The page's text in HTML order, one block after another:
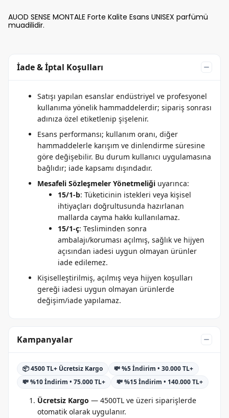
AUOD SENSE MONTALE Forte Kalite Esans UNISEX parfümü
muadilidir.
İade & İptal Koşulları
Satışı yapılan esanslar endüstriyel ve profesyonel
kullanıma yönelik hammaddelerdir; sipariş sonrası
adınıza özel etiketlenip şişelenir.
Esans performansı; kullanım oranı, diğer
hammaddelerle karışım ve dinlendirme süresine
göre değişebilir. Bu durum kullanıcı uygulamasına
bağlıdır; iade kapsamı dışındadır.
Mesafeli Sözleşmeler Yönetmeliği uyarınca:
15/1-b: Tüketicinin istekleri veya kişisel
ihtiyaçları doğrultusunda hazırlanan
mallarda cayma hakkı kullanılamaz.
15/1-ç: Tesliminden sonra
ambalajı/koruması açılmış, sağlık ve hijyen
açısından iadesi uygun olmayan ürünler
iade edilemez.
Kişiselleştirilmiş, açılmış veya hijyen koşulları
gereği iadesi uygun olmayan ürünlerde
değişim/iade yapılamaz.
Kampanyalar
📦 4500 TL+ Ücretsiz Kargo
💸 %5 İndirim • 30.000 TL+
💸 %10 İndirim • 75.000 TL+
💸 %15 İndirim • 140.000 TL+
Ücretsiz Kargo — 4500TL ve üzeri siparişlerde
otomatik olarak uygulanır.